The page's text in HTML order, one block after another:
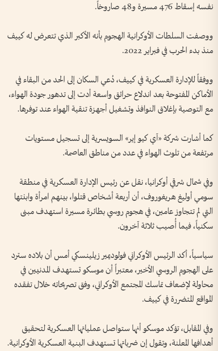
نفسه إسقاط 476 مسيرة و48 صاروخاً.
ووصفت السلطات الأوكرانية الهجوم بأنه الأكبر الذي تتعرض له كييف
منذ بدء الحرب في فبراير 2022.
ووفقاً للإدارة العسكرية في كييف، دُعي السكان إلى الحد من البقاء في
الأماكن المفتوحة بعد اندلاع حرائق واسعة أدت إلى تدهور جودة الهواء،
مع التوصية بإغلاق النوافذ وتشغيل أجهزة تنقية الهواء عند توفرها.
كما أشارت شركة «آي كيو إير» السويسرية إلى تسجيل مستويات
مرتفعة من تلوث الهواء في عدد من مناطق العاصمة.
وفي شمال شرقي أوكرانيا، نقل عن رئيس الإدارة العسكرية في منطقة
سومي أوليغ هريغوروف، أن أربعة أشخاص قتلوا، بينهم امرأة وابنتها
التي لم تتجاوز عامين، في هجوم روسي بطائرة مسيرة استهدف مبنى
سكنياً، فيما أُصيب ثلاثة آخرون.
سياسياً، أكد الرئيس الأوكراني فولوديمير زيلينسكي أمس أن بلاده سترد
على الهجوم الروسي الأخير، معتبراً أن موسكو تستهدف المدنيين في
محاولة لإضعاف تماسك المجتمع الأوكراني، وفق تصريحاته خلال تفقده
المواقع المتضررة في كييف.
وفي المقابل، تؤكد موسكو أنها ستواصل عملياتها العسكرية لتحقيق
أهدافها المعلنة، وتقول إن ضرباتها تستهدف البنية العسكرية الأوكرانية.